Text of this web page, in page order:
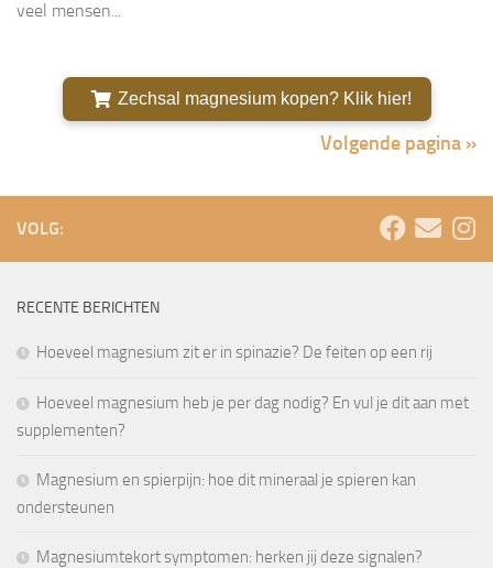
veel mensen...
Zechsal magnesium kopen? Klik hier!
Volgende pagina »
VOLG:
RECENTE BERICHTEN
Hoeveel magnesium zit er in spinazie? De feiten op een rij
Hoeveel magnesium heb je per dag nodig? En vul je dit aan met
supplementen?
Magnesium en spierpijn: hoe dit mineraal je spieren kan
ondersteunen
Magnesiumtekort symptomen: herken jij deze signalen?